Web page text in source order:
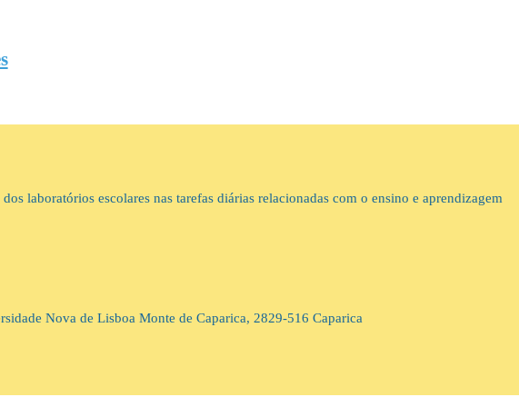
laboratórios escolares nas tarefas diárias relacionadas com o ensino e aprendizagem
Nova de Lisboa Monte de Caparica, 2829-516 Caparica